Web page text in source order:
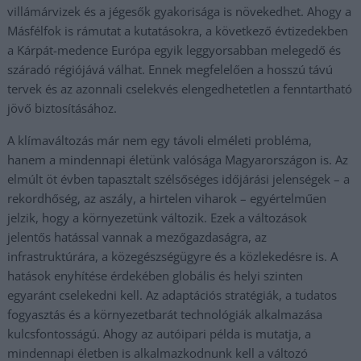
villámárvizek és a jégesők gyakorisága is növekedhet. Ahogy a
Másfélfok is rámutat a kutatásokra, a következő évtizedekben
a Kárpát-medence Európa egyik leggyorsabban melegedő és
száradó régiójává válhat. Ennek megfelelően a hosszú távú
tervek és az azonnali cselekvés elengedhetetlen a fenntartható
jövő biztosításához.
A klímaváltozás már nem egy távoli elméleti probléma,
hanem a mindennapi életünk valósága Magyarországon is. Az
elmúlt öt évben tapasztalt szélsőséges időjárási jelenségek – a
rekordhőség, az aszály, a hirtelen viharok – egyértelműen
jelzik, hogy a környezetünk változik. Ezek a változások
jelentős hatással vannak a mezőgazdaságra, az
infrastruktúrára, a közegészségügyre és a közlekedésre is. A
hatások enyhítése érdekében globális és helyi szinten
egyaránt cselekedni kell. Az adaptációs stratégiák, a tudatos
fogyasztás és a környezetbarát technológiák alkalmazása
kulcsfontosságú. Ahogy az autóipari példa is mutatja, a
mindennapi életben is alkalmazkodnunk kell a változó